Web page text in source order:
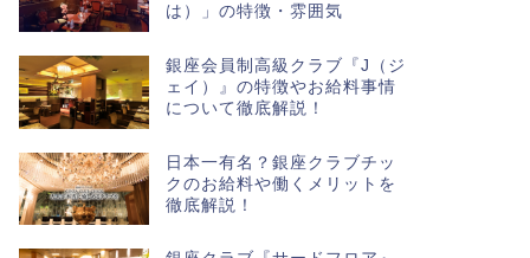
は）」の特徴・雰囲気
銀座会員制高級クラブ『J（ジ
ェイ）』の特徴やお給料事情
について徹底解説！
日本一有名？銀座クラブチッ
クのお給料や働くメリットを
徹底解説！